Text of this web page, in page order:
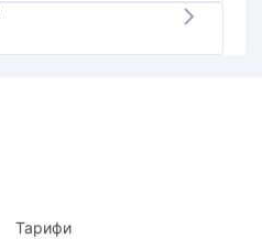
Тарифи